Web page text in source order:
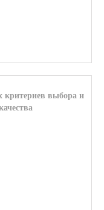
выбора и